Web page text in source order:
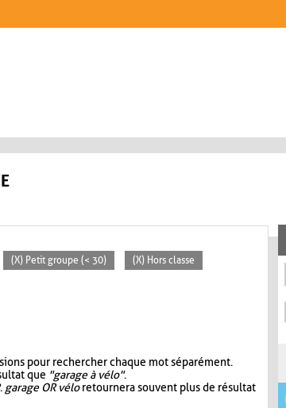
(X) Petit groupe (< 30) (X) Hors classe
pour rechercher chaque mot séparément.
que "garage à vélo".
. garage OR véloretournera souvent plus de résultat